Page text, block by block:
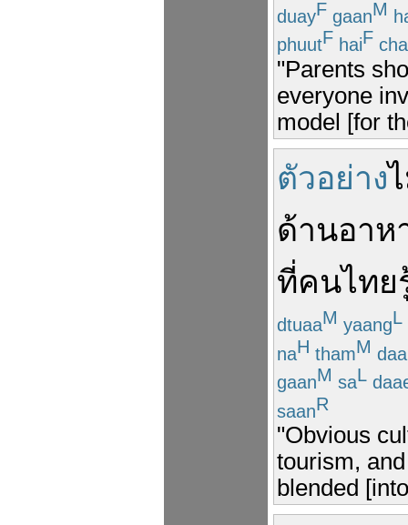
duayF gaanM
phuutF haiF
"Parents
everyone
model [for
ตัวอย่าง
ด้านอาห
ที่คนไทย
dtuaaM yaangL
naH thamM
gaanM saL
saanR
"Obvious
tourism,
blended